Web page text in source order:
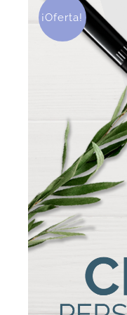
¡Oferta!